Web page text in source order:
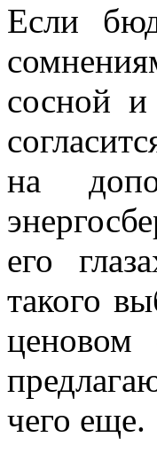
Если
сосной и
на
его
такого
ценовом
чего еще.